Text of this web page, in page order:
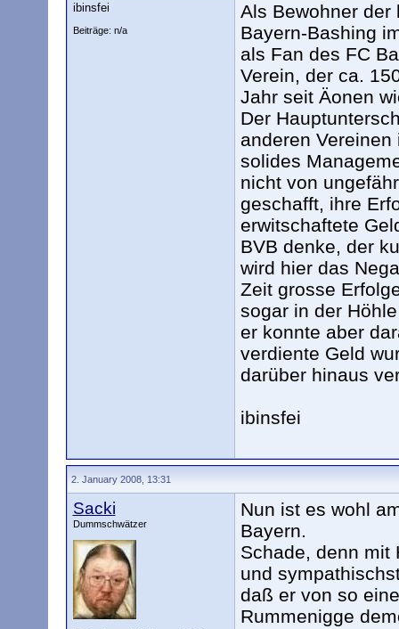
ibinsfei
Beiträge: n/a
Als Bewohner
Bayern-Bashing
als Fan des FC
Verein, der ca.
Jahr seit Äonen
Der
anderen
solides
nicht von
geschafft, ihre
erwitschaftete
BVB denke, der
wird hier das
Zeit grosse
sogar in der
er konnte aber
verdiente Geld
darüber hinaus
ibinsfei
2. January 2008, 13:31
Sacki
Dummschwätzer
Nun ist es wohl
Bayern.
Schade, denn mit
und
daß er von so
Rummenigge